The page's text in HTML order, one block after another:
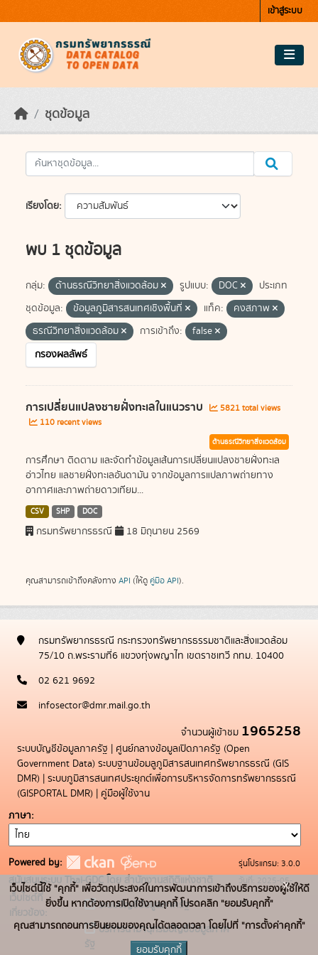
เข้าสู่ระบบ
ชุดข้อมูล
เรียงโดย
พบ 1 ชุดข้อมูล
กลุ่ม: ด้านธรณีวิทยาสิ่งแวดล้อม รูปแบบ: DOC
ประเภท
ชุดข้อมูล:
ข้อมูลภูมิสารสนเทศเชิงพื้นที่ แท็ค:
คงสภาพ
ธรณีวิทยาสิ่งแวดล้อม
การเข้าถึง:
false
กรองผลลัพธ์
การเปลี่ยนแปลงชายฝั่งทะเลในแนวราบ
5821 total views
110 recent views
ด้านธรณีวิทยาสิ่งแวดล้อม
การศึกษา ติดตาม และจัดทำข้อมูลเส้นการเปลี่ยนแปลงชายฝั่งทะเล
อ่าวไทย แลชายฝั่งทะเลอันดามัน จากข้อมูลการแปลภาพถ่ายทาง
อากาศและภาพถ่ายดาวเทียม...
CSV SHP DOC
กรมทรัพยากรธรณี 18 มิถุนายน 2569
คุณสามารถเข้าถึงคลังทาง API (ให้ดู คู่มือ API).
กรมทรัพยากรธรณี กระทรวงทรัพยากรธรรมชาติและสิ่งแวดล้อม
75/10 ถ.พระรามที่6 แขวงทุ่งพญาไท เขตราชเทวี กทม. 10400
02 621 9692
infosector@dmr.mail.go.th
จำนวนผู้เข้าชม 1965258
ระบบบัญชีข้อมูลภาครัฐ | ศูนย์กลางข้อมูลเปิดภาครัฐ (Open
Government Data) ระบบฐานข้อมลูภูมิสารสนเทศทรัพยากรธรณี (GIS
DMR) | ระบบภูมิสารสนเทศประยุกต์เพื่อการบริหารจัดการทรัพยากรธรณี
(GISPORTAL DMR) | คู่มือผู้ใช้งาน
ภาษา
Powered by:
สนับสนุนระบบ Thai-GDC โดย สำนักงานสถิติแห่งชาติ
เว็บไซต์ที่
เกี่ยวข้อง:
ระบบบัญชีข้อมูลภาครัฐ
บริการนามานุกรมบัญชีข้อมูลภาค
รัฐ
รุ่นโปรแกรม: 3.0.0
วันที่: 2025-05-
19
เว็บไซต์นี้ใช้ "คุกกี้" เพื่อวัตถุประสงค์ในการพัฒนาการเข้าถึงบริการของผู้ใช้ให้ดี
ยิ่งขึ้น หากต้องการเปิดใช้งานคุกกี้ โปรดคลิก "ยอมรับคุกกี้"
คุณสามารถถอนการยินยอมของคุณได้ตลอดเวลา โดยไปที่ "การตั้งค่าคุกกี้"
ยอมรับคุกกี้
x